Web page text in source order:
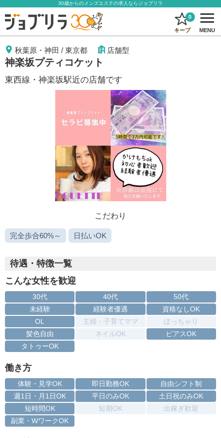
30歳からのメンズエステの求人ならジョブリラ
キープ
0
MENU
秋葉原・神田 / 東京都 店舗型
神楽坂プティコケット
東西線・神楽坂駅近の店舗です
こだわり
完全歩合60%～ 日払いOK
待遇・特徴一覧
こんな女性を歓迎
30代 40代
50代
未経験
経験者優遇
資格なしOK
OL
主婦・子育てママ
ぽっちゃり
髪色自由
ネイルOK
ピアスOK
タトゥーOK
働き方
体験・見学OK 即日勤務OK
自由シフト制
週1日・月1日OK
平日のみOK
土日祝のみOK
短時間OK
短期OK
出稼ぎ歓迎
副業・WワークOK